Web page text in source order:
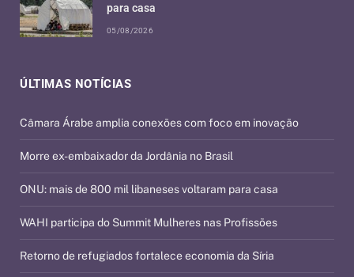
ÚLTIMAS NOTÍCIAS
Câmara Árabe amplia conexões com foco em inovação
Morre ex-embaixador da Jordânia no Brasil
ONU: mais de 800 mil libaneses voltaram para casa
WAHI participa do Summit Mulheres nas Profissões
Retorno de refugiados fortalece economia da Síria
para casa
05/08/2026